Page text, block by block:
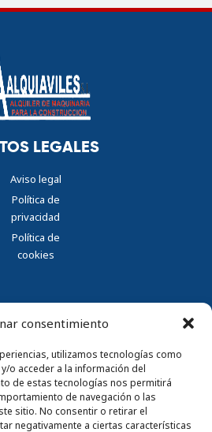
consentimiento
utilizamos tecnologías como
o acceder a la información del
de estas tecnologías nos permitirá
de navegación o las
sitio. No consentir o retirar el
negativamente a ciertas características
LEGALES
Aviso legal
Política de
privacidad
Política de
cookies
Principado
(PEPA), Av del Zinc
Avilés, Asturias